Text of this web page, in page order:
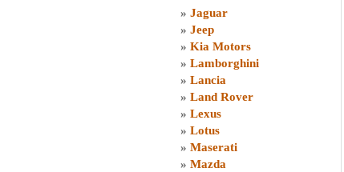
» Jaguar
» Jeep
» Kia Motors
» Lamborghini
» Lancia
» Land Rover
» Lexus
» Lotus
» Maserati
» Mazda